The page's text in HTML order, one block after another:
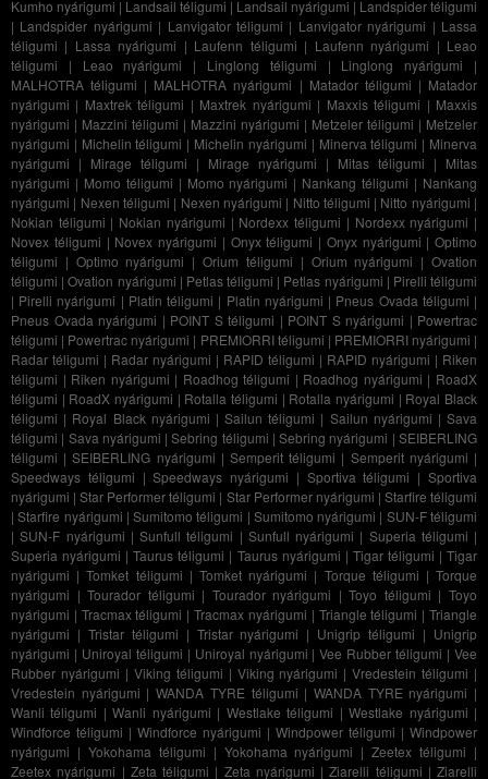
Kumho nyárigumi | Landsail téligumi | Landsail nyárigumi | Landspider téligumi
| Landspider nyárigumi | Lanvigator téligumi | Lanvigator nyárigumi | Lassa
téligumi | Lassa nyárigumi | Laufenn téligumi | Laufenn nyárigumi | Leao
téligumi | Leao nyárigumi | Linglong téligumi | Linglong nyárigumi |
MALHOTRA téligumi | MALHOTRA nyárigumi | Matador téligumi | Matador
nyárigumi | Maxtrek téligumi | Maxtrek nyárigumi | Maxxis téligumi | Maxxis
nyárigumi | Mazzini téligumi | Mazzini nyárigumi | Metzeler téligumi | Metzeler
nyárigumi | Michelin téligumi | Michelin nyárigumi | Minerva téligumi | Minerva
nyárigumi | Mirage téligumi | Mirage nyárigumi | Mitas téligumi | Mitas
nyárigumi | Momo téligumi | Momo nyárigumi | Nankang téligumi | Nankang
nyárigumi | Nexen téligumi | Nexen nyárigumi | Nitto téligumi | Nitto nyárigumi |
Nokian téligumi | Nokian nyárigumi | Nordexx téligumi | Nordexx nyárigumi |
Novex téligumi | Novex nyárigumi | Onyx téligumi | Onyx nyárigumi | Optimo
téligumi | Optimo nyárigumi |Orium téligumi | Orium nyárigumi |Ovation
téligumi |Ovation nyárigumi | Petlas téligumi | Petlas nyárigumi | Pirelli téligumi
| Pirelli nyárigumi | Platin téligumi | Platin nyárigumi | Pneus Ovada téligumi |
Pneus Ovada nyárigumi | POINT S téligumi | POINT S nyárigumi | Powertrac
téligumi | Powertrac nyárigumi | PREMIORRI téligumi | PREMIORRI nyárigumi |
Radar téligumi | Radar nyárigumi | RAPID téligumi | RAPID nyárigumi | Riken
téligumi | Riken nyárigumi | Roadhog téligumi | Roadhog nyárigumi | RoadX
téligumi | RoadX nyárigumi | Rotalla téligumi | Rotalla nyárigumi | Royal Black
téligumi | Royal Black nyárigumi |Sailun téligumi | Sailun nyárigumi |Sava
téligumi | Sava nyárigumi |Sebring téligumi |Sebring nyárigumi |SEIBERLING
téligumi |SEIBERLING nyárigumi |Semperit téligumi | Semperit nyárigumi |
Speedways téligumi |Speedways nyárigumi | Sportiva téligumi |Sportiva
nyárigumi |Star Performer téligumi | Star Performer nyárigumi | Starfire téligumi
|Starfire nyárigumi |Sumitomo téligumi | Sumitomo nyárigumi | SUN-F téligumi
|SUN-F nyárigumi | Sunfull téligumi | Sunfull nyárigumi | Superia téligumi |
Superia nyárigumi |Taurus téligumi | Taurus nyárigumi | Tigar téligumi |Tigar
nyárigumi |Tomket téligumi | Tomket nyárigumi | Torque téligumi |Torque
nyárigumi |Tourador téligumi | Tourador nyárigumi |Toyo téligumi |Toyo
nyárigumi | Tracmax téligumi |Tracmax nyárigumi | Triangle téligumi |Triangle
nyárigumi | Tristar téligumi | Tristar nyárigumi | Unigrip téligumi | Unigrip
nyárigumi | Uniroyal téligumi | Uniroyal nyárigumi |Vee Rubber téligumi |Vee
Rubber nyárigumi | Viking téligumi | Viking nyárigumi |Vredestein téligumi |
Vredestein nyárigumi |WANDA TYRE téligumi | WANDA TYRE nyárigumi |
Wanli téligumi |Wanli nyárigumi | Westlake téligumi |Westlake nyárigumi |
Windforce téligumi | Windforce nyárigumi | Windpower téligumi | Windpower
nyárigumi | Yokohama téligumi | Yokohama nyárigumi |Zeetex téligumi |
Zeetex nyárigumi | Zeta téligumi | Zeta nyárigumi |Ziarelli téligumi | Ziarelli